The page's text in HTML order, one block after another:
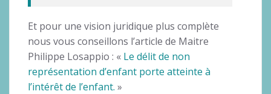
Et pour une vision juridique plus complète
nous vous conseillons l’article de Maitre
Philippe Losappio : « Le délit de non
représentation d’enfant porte atteinte à
l’intérêt de l’enfant. »